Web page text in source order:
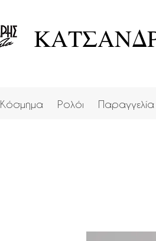
Κόσμημα Ρολόι Παραγγελία